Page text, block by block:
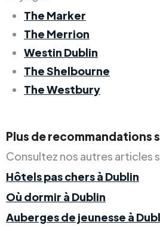
The Marker
The Merrion
Westin Dublin
The Shelbourne
The Westbury
Plus de recommandations
Consultez nos autres articles
Hôtels pas chers à Dublin
Où dormir à Dublin
Auberges de jeunesse à